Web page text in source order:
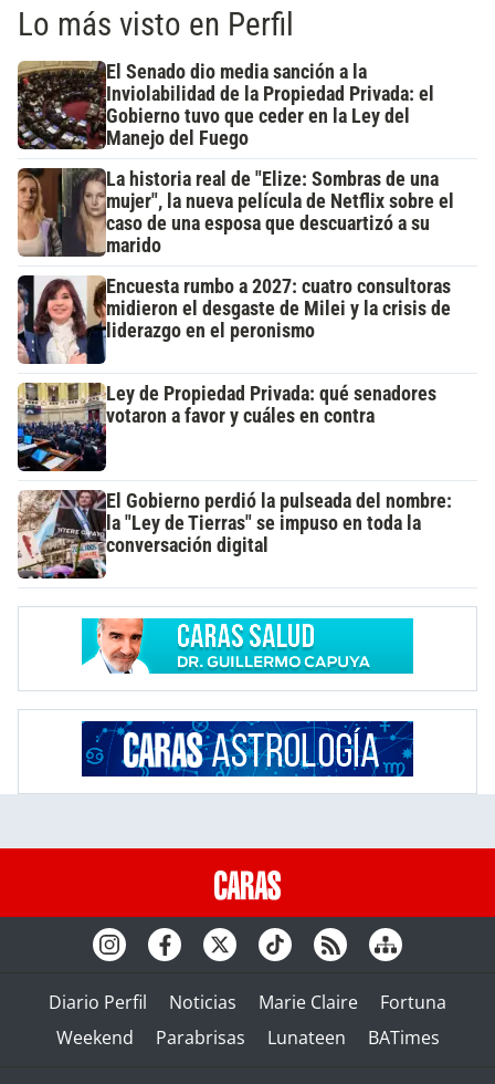
Lo más visto en Perfil
El Senado dio media sanción a la
Inviolabilidad de la Propiedad Privada: el
Gobierno tuvo que ceder en la Ley del
Manejo del Fuego
La historia real de "Elize: Sombras de una
mujer", la nueva película de Netflix sobre el
caso de una esposa que descuartizó a su
marido
Encuesta rumbo a 2027: cuatro consultoras
midieron el desgaste de Milei y la crisis de
liderazgo en el peronismo
Ley de Propiedad Privada: qué senadores
votaron a favor y cuáles en contra
El Gobierno perdió la pulseada del nombre:
la "Ley de Tierras" se impuso en toda la
conversación digital
Diario Perfil Noticias Marie Claire
Fortuna
Weekend
Parabrisas Lunateen BATimes